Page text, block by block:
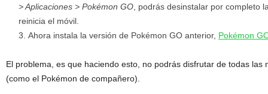
> Aplicaciones > Pokémon GO , podrás desinstalar por completo
reinicia el móvil.
Ahora instala la versión de Pokémon GO anterior, Pokémon
El problema, es que haciendo esto, no podrás disfrutar de todas las
(como el Pokémon de compañero).